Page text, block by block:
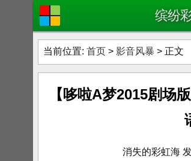
缤纷
当前位置: 首页 > 影音风暴 > 正文
【哆啦A梦2015剧场
消失的彩虹海